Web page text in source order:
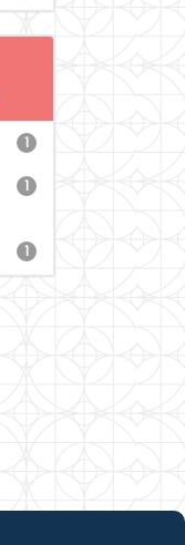
1
1
1